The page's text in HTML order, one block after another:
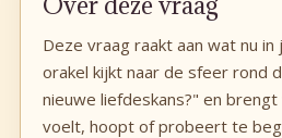
Deze vraag raakt aan wat nu
orakel kijkt naar de sfeer rond
nieuwe liefdeskans?" en
voelt, hoopt of probeert te